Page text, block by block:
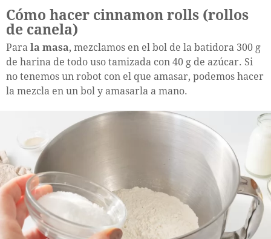
Cómo hacer cinnamon rolls (rollos
de canela)
Para la masa, mezclamos en el bol de la batidora 300 g
de harina de todo uso tamizada con 40 g de azúcar. Si
no tenemos un robot con el que amasar, podemos hacer
la mezcla en un bol y amasarla a mano.